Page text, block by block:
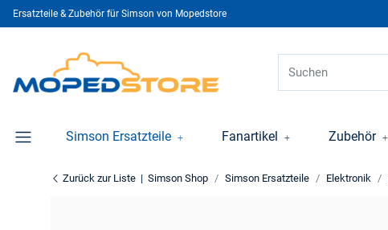
Ersatzteile & Zubehör für Simson von Mopedstore
Simson Ersatzteile Fanartikel Zubehör
Zurück zur Liste Simson Shop Simson Ersatzteile Elektronik